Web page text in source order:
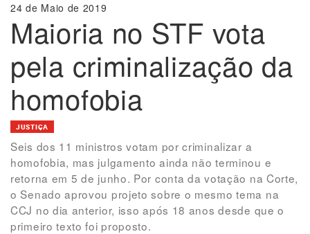
24 de Maio de 2019
Maioria no STF vota
pela criminalização da
homofobia
JUSTIÇA
Seis dos 11 ministros votam por criminalizar a
homofobia, mas julgamento ainda não terminou e
retorna em 5 de junho. Por conta da votação na Corte,
o Senado aprovou projeto sobre o mesmo tema na
CCJ no dia anterior, isso após 18 anos desde que o
primeiro texto foi proposto.